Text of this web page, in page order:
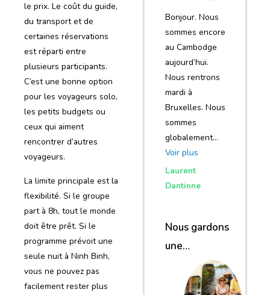
le prix. Le coût du guide,
du transport et de
certaines réservations
est réparti entre
plusieurs participants.
C’est une bonne option
pour les voyageurs solo,
les petits budgets ou
ceux qui aiment
rencontrer d’autres
voyageurs.
La limite principale est la
flexibilité. Si le groupe
part à 8h, tout le monde
doit être prêt. Si le
programme prévoit une
seule nuit à Ninh Binh,
vous ne pouvez pas
facilement rester plus
Bonjour. Nous
sommes encore
au Cambodge
aujourd’hui.
Nous rentrons
mardi à
Bruxelles. Nous
sommes
globalement…
Voir plus
Laurent
Dantinne
Nous gardons
une
excellente
impression de